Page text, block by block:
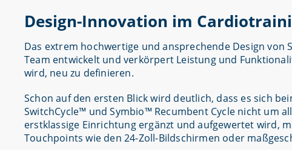
Design-Innovation im
Das extrem hochwertige und ansprechende Design
Team entwickelt und verkörpert Leistung und
wird, neu zu definieren.
Schon auf den ersten Blick wird deutlich, dass es sich
SwitchCycle™ und Symbio™ Recumbent Cycle nicht um
erstklassige Einrichtung ergänzt und aufgewertet wird,
Touchpoints wie den 24-Zoll-Bildschirmen oder